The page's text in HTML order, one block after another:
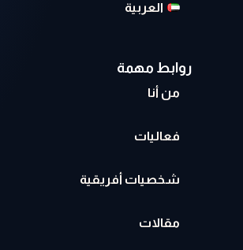
العربية
روابط مهمة
من أنا
فعاليات
شخصيات أفريقية
مقالات